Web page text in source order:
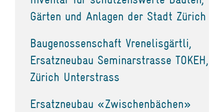
Gärten und Anlagen der Stadt Zürich
Baugenossenschaft Vrenelisgärtli,
Ersatzneubau Seminarstrasse TOKEH,
Zürich Unterstrass
Ersatzneubau «Zwischenbächen»